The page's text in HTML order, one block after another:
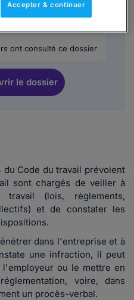
: quel impact
ont consulté ce dossier
le dossier
du Code du travail prévoient
sont chargés de veiller à
(lois, règlements,
et de constater les
dans l'entreprise et à
une infraction, il peut
ou le mettre en
voire, dans
un procès-verbal.
Accepter & continuer